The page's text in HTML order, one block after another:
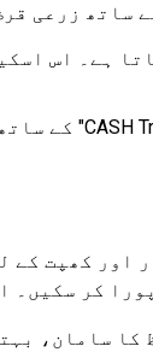
زرعی
اور کھپت
کر
سامان،